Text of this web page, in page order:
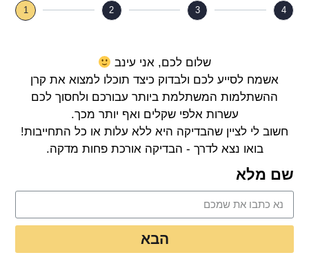
1 2 3 4
שלום לכם, אני עינב
אשמח לסייע לכם ולבדוק כיצד תוכלו למצוא את קרן
ההשתלמות המשתלמת ביותר עבורכם ולחסוך לכם
עשרות אלפי שקלים ואף יותר מכך.
חשוב לי לציין שהבדיקה היא ללא עלות או כל התחייבות!
בואו נצא לדרך - הבדיקה אורכת פחות מדקה.
שם מלא
הבא